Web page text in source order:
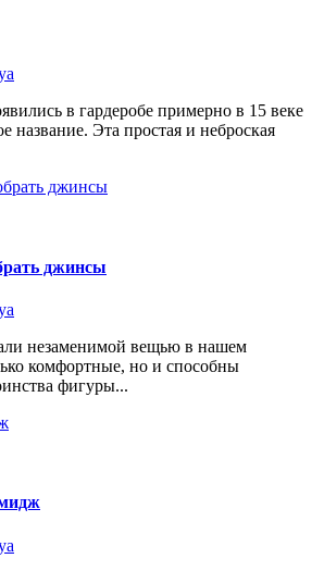
в гардеробе примерно в 15 веке
название. Эта простая и неброская
джинсы
незаменимой вещью в нашем
комфортные, но и способны
фигуры...